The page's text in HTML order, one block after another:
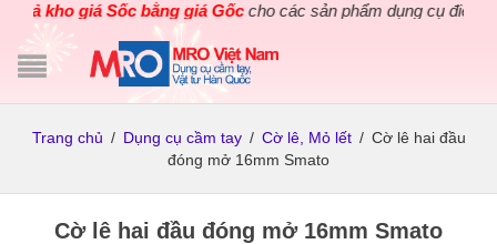
Xả kho giá Sốc bằng giá Gốccho các sản phẩm dụng cụ điện
Trang chủ / Dụng cụ cầm tay / Cờ lê, Mỏ lết / Cờ lê hai đầu
đóng mở 16mm Smato
Cờ lê hai đầu đóng mở 16mm Smato